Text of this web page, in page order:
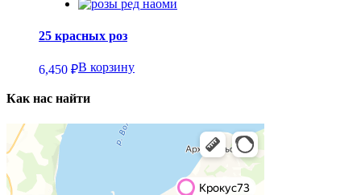
25 красных роз
6,450 ₽В корзину
Как нас найти